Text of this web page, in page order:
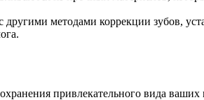
методами коррекции зубов,
привлекательного вида